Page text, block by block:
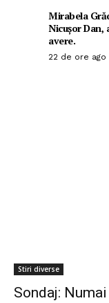
Mirabela
Nicușor Dan,
avere.
22 de ore ago
Stiri diverse
Sondaj: